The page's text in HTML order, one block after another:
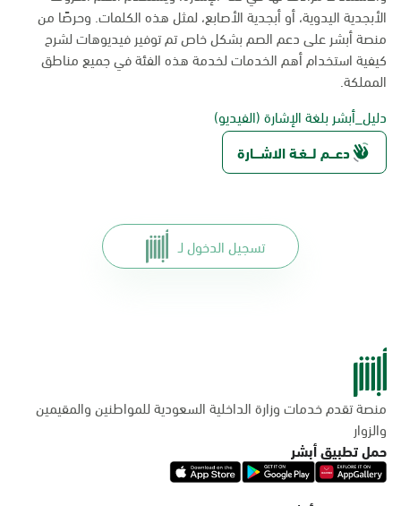
الأبجدية اليدوية، أو أبجدية الأصابع، لمثل هذه الكلمات. وحرصًا من
منصة أبشر على دعم الصم بشكل خاص تم توفير فيديوهات لشرح
كيفية استخدام أهم الخدمات لخدمة هذه الفئة في جميع مناطق
المملكة.
دليل_أبشر بلغة الإشارة (الفيديو)
دعـــم لـــغـة الاشــــارة
تسجيل الدخول لـ
منصة تقدم خدمات وزارة الداخلية السعودية للمواطنين والمقيمين
والزوار
حمل تطبيق أبشر